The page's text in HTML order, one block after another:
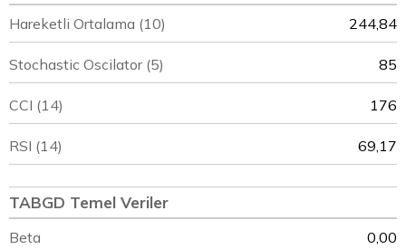
Hareketli Ortalama (10) 244,84
Stochastic Oscilator (5) 85
CCI (14) 176
RSI (14) 69,17
TABGD Temel Veriler
Beta 0,00